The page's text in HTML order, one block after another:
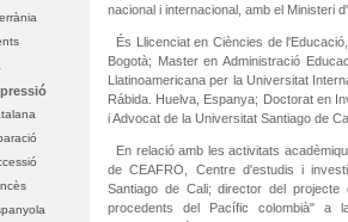
nacional i internacional, amb el Ministeri
És Llicenciat en Ciències de
Bogotà; Master en Administració
Llatinoamericana per la Universitat
Rábida. Huelva, Espanya; Doctorat en
i Advocat de la Universitat Santiago de
En relació amb les activitats
de CEAFRO, Centre d'estudis i
Santiago de Cali; director del projecte
procedents del Pacífic colombià" a